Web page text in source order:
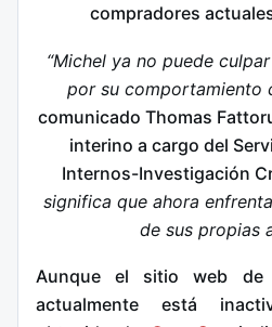
compradores
“Michel ya no puede
por su comportamiento
comunicado Thomas
interino a cargo del
Internos-Investigación
significa que ahora
de sus propias
Aunque el sitio web de
actualmente está